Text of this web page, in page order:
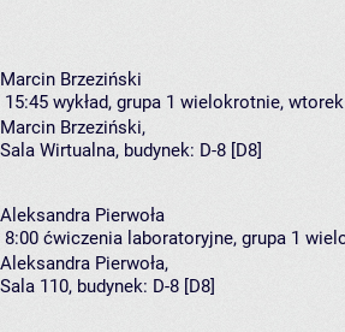
Marcin Brzeziński
15:45 wykład, grupa 1 wielokrotnie,
Marcin Brzeziński,
Sala Wirtualna, budynek: D-8 [D8]
Aleksandra Pierwoła
8:00 ćwiczenia laboratoryjne, grupa 1
Aleksandra Pierwoła,
Sala 110, budynek: D-8 [D8]